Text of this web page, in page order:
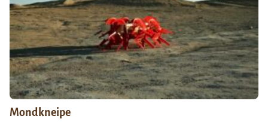
Mondkneipe